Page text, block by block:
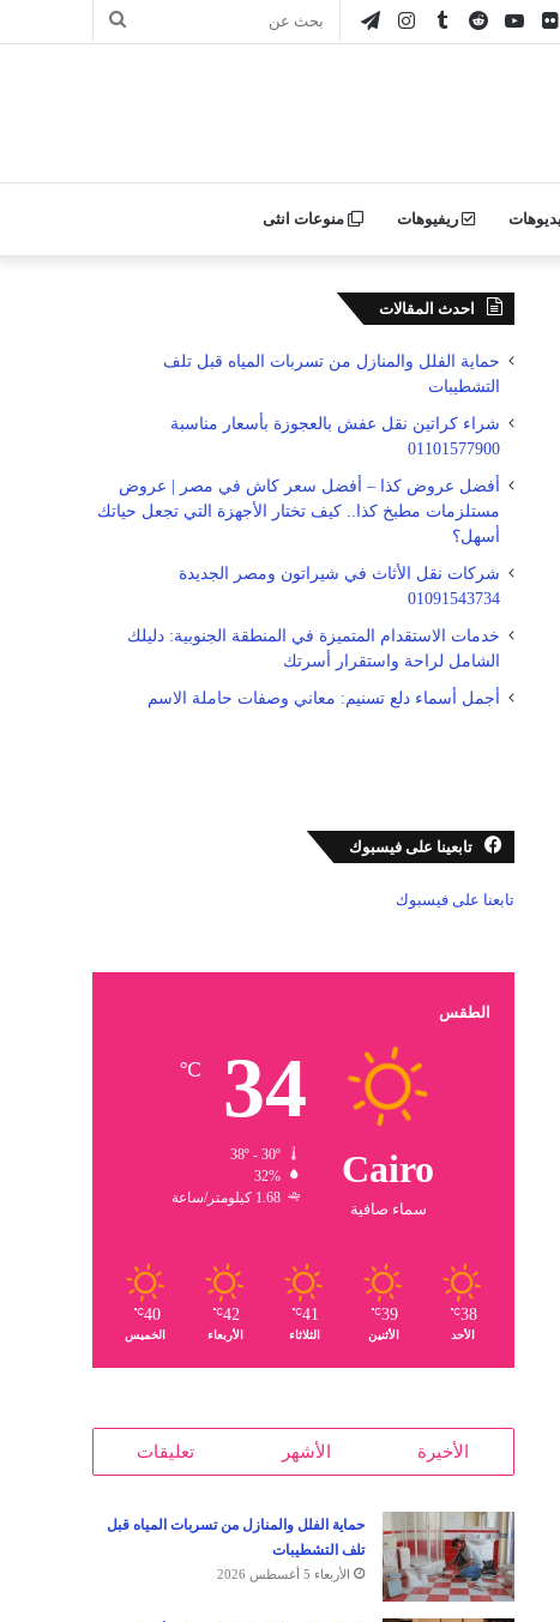
بحث تيلقرامانستقرام يوتيوبصور
ريفيوهات منوعات انثى
احدث المقالات
حماية الفلل والمنازل من تسربات المياه قبل تلف
التشطيبات
شراء كراتين نقل عفش بالعجوزة بأسعار مناسبة
01101577900
أفضل عروض كذا – أفضل سعر كاش في مصر | عروض
مستلزمات مطبخ كذا.. كيف تختار الأجهزة التي تجعل حياتك
أسهل؟
شركات نقل الأثاث في شيراتون ومصر الجديدة
01091543734
خدمات الاستقدام المتميزة في المنطقة الجنوبية: دليلك
الشامل لراحة واستقرار أسرتك
أجمل أسماء دلع تسنيم: معاني وصفات حاملة الاسم
تابعينا على فيسبوك
تابعنا على فيسبوك
الطقس
Cairo
سماء صافية
34
℃
32%
1.68 كيلومتر/ساعة
38
℃
الأحد
39
℃
الأثنين
41
℃
الثلاثاء
42
℃
الأربعاء
40
℃
الخميس
الأخيرة الأشهر تعليقات
حماية الفلل والمنازل من تسربات المياه قبل
تلف التشطيبات
الأربعاء 5 أغسطس 2026